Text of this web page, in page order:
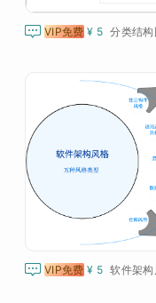
 VIP免费 ¥ 5
 VIP免费 ¥ 5 软件架